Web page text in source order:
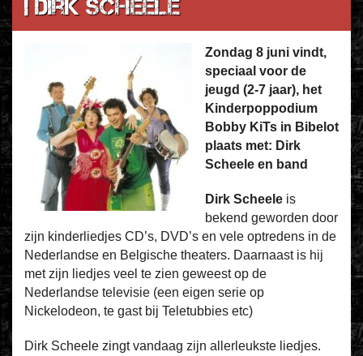
Contact
| Dirk Scheele
Zondag 8 juni vindt,
speciaal voor de
jeugd (2-7 jaar), het
Kinderpoppodium
Bobby KiTs in Bibelot
plaats met: Dirk
Scheele en band
Dirk Scheele is
bekend geworden door
zijn kinderliedjes CD’s, DVD’s en vele optredens in de
Nederlandse en Belgische theaters. Daarnaast is hij
met zijn liedjes veel te zien geweest op de
Nederlandse televisie (een eigen serie op
Nickelodeon, te gast bij Teletubbies etc)
Dirk Scheele zingt vandaag zijn allerleukste liedjes.